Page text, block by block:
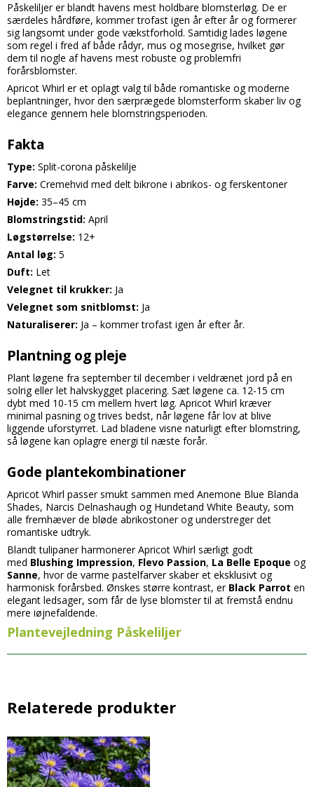
Påskeliljer er blandt havens mest holdbare blomsterløg. De er
særdeles hårdføre, kommer trofast igen år efter år og formerer
sig langsomt under gode vækstforhold. Samtidig lades løgene
som regel i fred af både rådyr, mus og mosegrise, hvilket gør
dem til nogle af havens mest robuste og problemfri
forårsblomster.
Apricot Whirl er et oplagt valg til både romantiske og moderne
beplantninger, hvor den særprægede blomsterform skaber liv og
elegance gennem hele blomstringsperioden.
Fakta
Type: Split-corona påskelilje
Farve: Cremehvid med delt bikrone i abrikos- og ferskentoner
Højde: 35–45 cm
Blomstringstid: April
Løgstørrelse: 12+
Antal løg: 5
Duft: Let
Velegnet til krukker: Ja
Velegnet som snitblomst: Ja
Naturaliserer: Ja – kommer trofast igen år efter år.
Plantning og pleje
Plant løgene fra september til december i veldrænet jord på en
solrig eller let halvskygget placering. Sæt løgene ca. 12-15 cm
dybt med 10-15 cm mellem hvert løg. Apricot Whirl kræver
minimal pasning og trives bedst, når løgene får lov at blive
liggende uforstyrret. Lad bladene visne naturligt efter blomstring,
så løgene kan oplagre energi til næste forår.
Gode plantekombinationer
Apricot Whirl passer smukt sammen med Anemone Blue Blanda
Shades, Narcis Delnashaugh og Hundetand White Beauty, som
alle fremhæver de bløde abrikostoner og understreger det
romantiske udtryk.
Blandt tulipaner harmonerer Apricot Whirl særligt godt
med Blushing Impression, Flevo Passion, La Belle Epoque og
Sanne, hvor de varme pastelfarver skaber et eksklusivt og
harmonisk forårsbed. Ønskes større kontrast, er Black Parrot en
elegant ledsager, som får de lyse blomster til at fremstå endnu
mere iøjnefaldende.
Plantevejledning Påskeliljer
Relaterede produkter